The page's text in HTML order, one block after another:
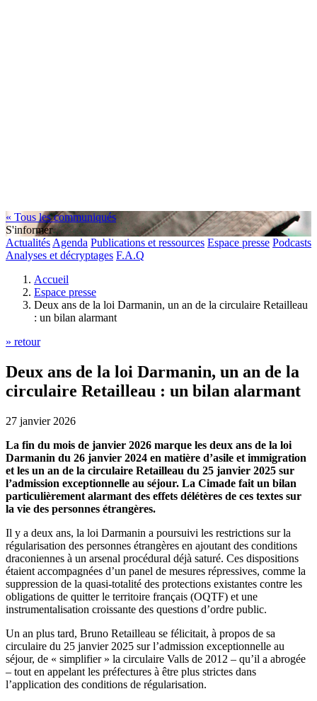
« Tous les communiqués
S'informer
Actualités Agenda Publications et ressources Espace presse Podcasts
Analyses et décryptages F.A.Q
Accueil
Espace presse
Deux ans de la loi Darmanin, un an de la circulaire Retailleau
: un bilan alarmant
» retour
Deux ans de la loi Darmanin, un an de la
circulaire Retailleau : un bilan alarmant
27 janvier 2026
La fin du mois de janvier 2026 marque les deux ans de la loi
Darmanin du 26 janvier 2024 en matière d’asile et immigration
et les un an de la circulaire Retailleau du 25 janvier 2025 sur
l’admission exceptionnelle au séjour. La Cimade fait un bilan
particulièrement alarmant des effets délétères de ces textes sur
la vie des personnes étrangères.
Il y a deux ans, la loi Darmanin a poursuivi les restrictions sur la
régularisation des personnes étrangères en ajoutant des conditions
draconiennes à un arsenal procédural déjà saturé. Ces dispositions
étaient accompagnées d’un panel de mesures répressives, comme la
suppression de la quasi-totalité des protections existantes contre les
obligations de quitter le territoire français (OQTF) et une
instrumentalisation croissante des questions d’ordre public.
Un an plus tard, Bruno Retailleau se félicitait, à propos de sa
circulaire du 25 janvier 2025 sur l’admission exceptionnelle au
séjour, de « simplifier » la circulaire Valls de 2012 – qu’il a abrogée
– tout en appelant les préfectures à être plus strictes dans
l’application des conditions de régularisation.